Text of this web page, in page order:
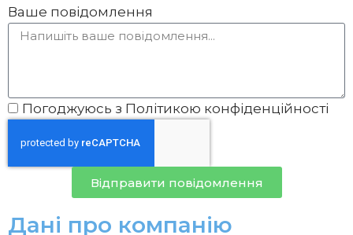
Ваше повідомлення
Погоджуюсь з Політикою конфіденційності
Відправити повідомлення
Дані про компанію